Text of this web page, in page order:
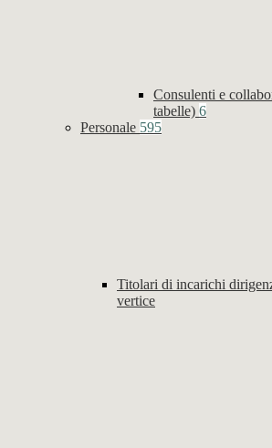
Consulenti e
tabelle) 6
Personale 595
Titolari di incarichi
vertice